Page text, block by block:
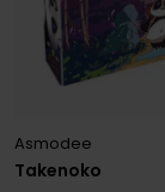
Takenoko
Asmodee